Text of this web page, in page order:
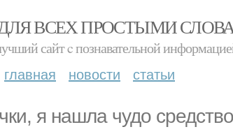
ВСЕХ ПРОСТЫМИ
сайт c познавательной
главная новости статьи
я нашла чудо